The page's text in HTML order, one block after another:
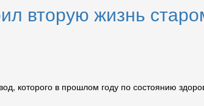
вторую жизнь
которого в прошлом году по состоянию